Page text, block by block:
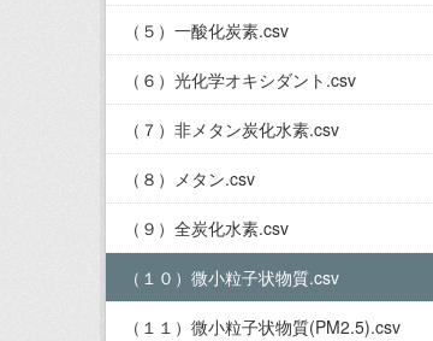
（５）一酸化炭素.csv
（６）光化学オキシダント.csv
（７）非メタン炭化水素.csv
（８）メタン.csv
（９）全炭化水素.csv
（１０）微小粒子状物質.csv
（１１）微小粒子状物質(PM2.5).csv